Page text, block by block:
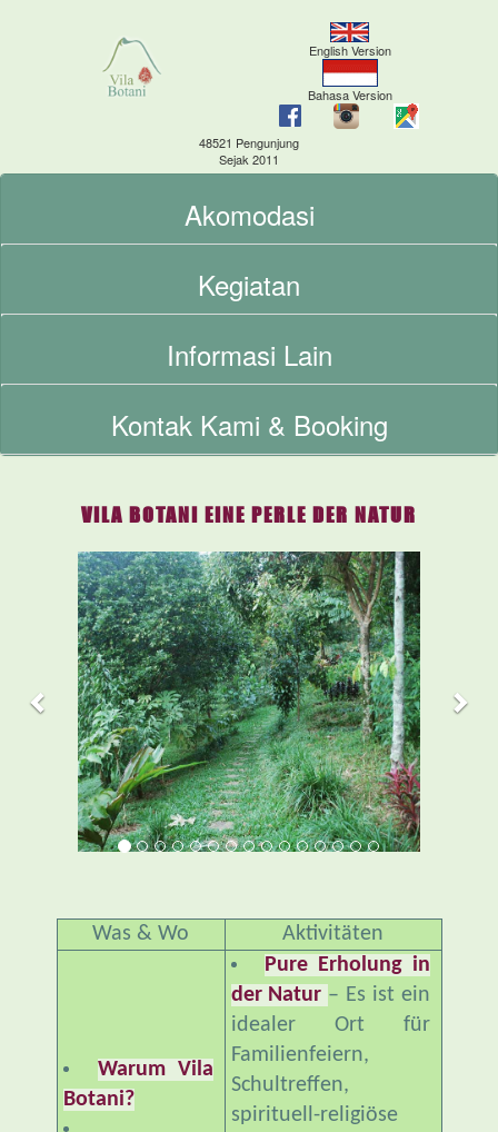
English Version
Bahasa Version
48521 Pengunjung
Sejak 2011
Akomodasi
Kegiatan
Informasi Lain
Kontak Kami & Booking
VILA BOTANI EINE PERLE DER NATUR
Previous
Was & Wo Aktivitäten
Warum Vila
Botani?
Pure Erholung in
der Natur – Es ist ein
idealer Ort für
Familienfeiern,
Schultreffen,
spirituell-religiöse